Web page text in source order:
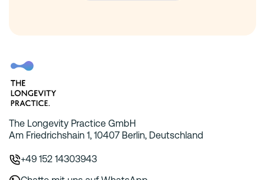
The Longevity Practice GmbH
Am Friedrichshain 1, 10407 Berlin, Deutschland
+49 152 14303943